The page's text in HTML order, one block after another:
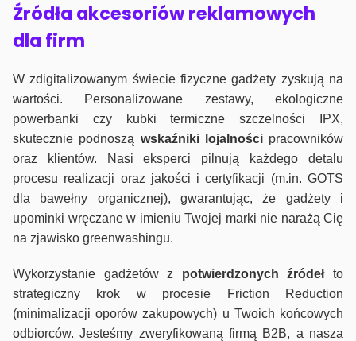
Źródła akcesoriów reklamowych
dla firm
W zdigitalizowanym świecie fizyczne gadżety zyskują na
wartości. Personalizowane zestawy, ekologiczne
powerbanki czy kubki termiczne szczelności IPX,
skutecznie podnoszą wskaźniki lojalnościpracowników
oraz klientów. Nasi eksperci pilnują każdego detalu
procesu realizacji oraz jakości i certyfikacji (m.in. GOTS
dla bawełny organicznej), gwarantując, że gadżety i
upominki wręczane w imieniu Twojej marki nie narażą Cię
na zjawisko greenwashingu.
Wykorzystanie gadżetów z potwierdzonych źródełto
strategiczny krok w procesie Friction Reduction
(minimalizacji oporów zakupowych) u Twoich końcowych
odbiorców. Jesteśmy zweryfikowaną firmą B2B, a nasza